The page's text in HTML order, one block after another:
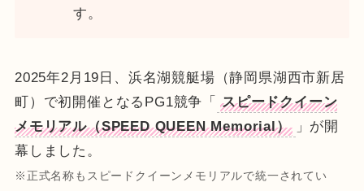
す。
2025年2月19日、浜名湖競艇場（静岡県湖西市新居
町）で初開催となるPG1競争「
スピードクイーン
メモリアル（SPEED QUEEN Memorial）
」が開
幕しました。
※正式名称もスピードクイーンメモリアルで統一されてい